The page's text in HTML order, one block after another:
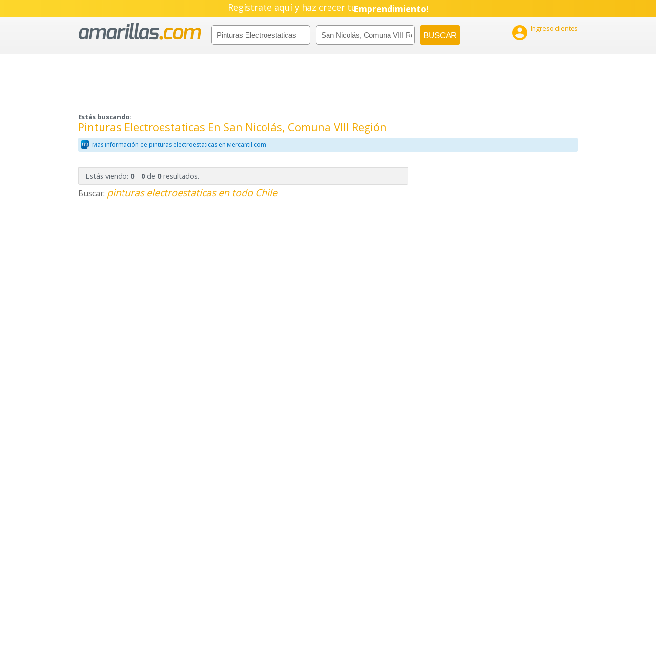
Regístrate aquí y haz crecer tuPyme!
Emprendimiento!
 Ingreso clientes
Estás buscando:
Pinturas Electroestaticas En San Nicolás, Comuna VIII Región
Mas información de pinturas electroestaticas en Mercantil.com
Estás viendo: 0- 0de 0resultados.
Buscar: pinturas electroestaticas en todo Chile